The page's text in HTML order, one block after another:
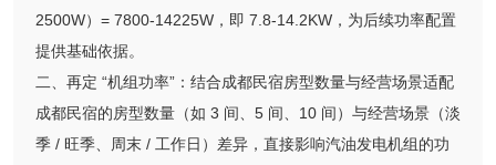
2500W）= 7800-14225W，即 7.8-14.2KW，为后续功率配置
提供基础依据。
二、再定 “机组功率”：结合成都民宿房型数量与经营场景适配
成都民宿的房型数量（如 3 间、5 间、10 间）与经营场景（淡
季 / 旺季、周末 / 工作日）差异，直接影响汽油发电机组的功